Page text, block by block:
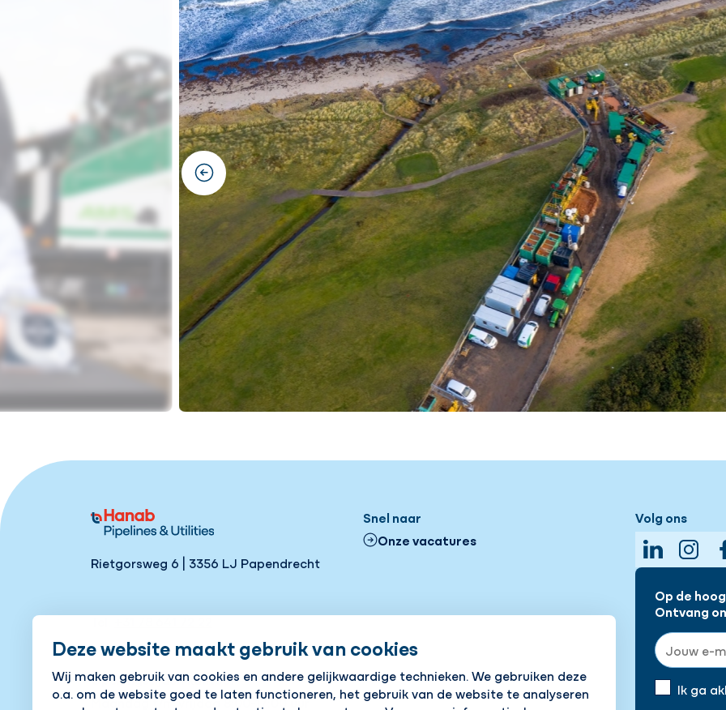
Deze website maakt gebruik van cookies
Wij maken gebruik van cookies en andere gelijkwaardige technieken. We gebruiken deze
o.a. om de website goed te laten functioneren, het gebruik van de website te analyseren
previous
Rietgorsweg 6 | 3356 LJ Papendrecht
Tel:+31 78 641 72 22
Openingstijden kantoor:
Maandag t/m vrijdag 8:00-17:00 uur
Snel naar
Onze vacatures
Volg ons
LinkedIn
Op de
Ontvang
E-
Ik ga